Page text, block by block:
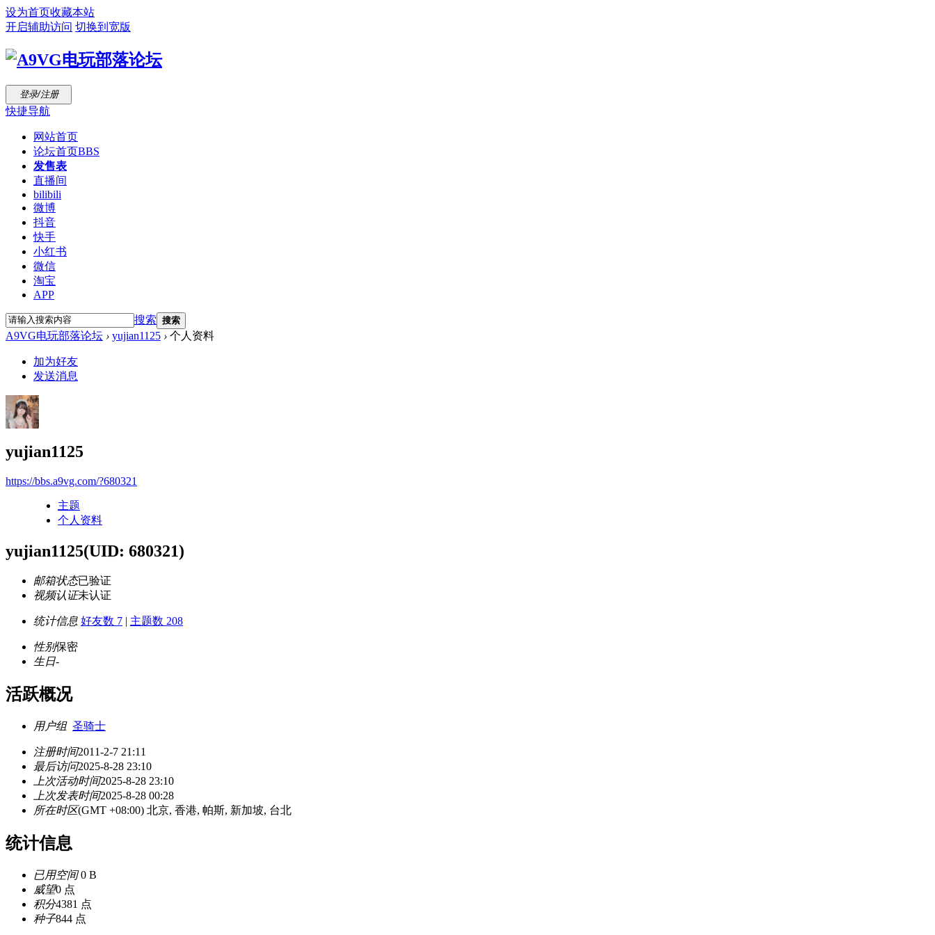
设为首页收藏本站
开启辅助访问 切换到宽版
登录/注册
快捷导航
网站首页
论坛首页BBS
发售表
直播间
bilibili
微博
抖音
快手
小红书
微信
淘宝
APP
搜索 搜索
A9VG电玩部落论坛 › yujian1125 › 个人资料
加为好友
发送消息
yujian1125
https://bbs.a9vg.com/?680321
主题
个人资料
yujian1125(UID: 680321)
邮箱状态已验证
视频认证未认证
统计信息 好友数 7 | 主题数 208
性别保密
生日-
活跃概况
用户组 圣骑士
注册时间2011-2-7 21:11
最后访问2025-8-28 23:10
上次活动时间2025-8-28 23:10
上次发表时间2025-8-28 00:28
所在时区(GMT +08:00) 北京, 香港, 帕斯, 新加坡, 台北
统计信息
已用空间0 B
威望0 点
积分4381 点
种子844 点